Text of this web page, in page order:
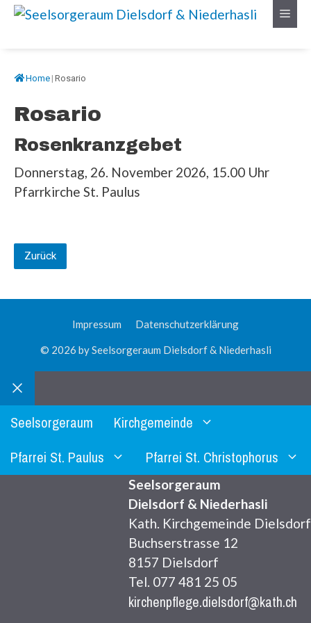
Springe
Menü
Home | Rosario
Rosario
Rosenkranzgebet
Donnerstag, 26. November 2026, 15.00 Uhr
Pfarrkirche St. Paulus
Zurück
Impressum Datenschutzerklärung
© 2026 by Seelsorgeraum Dielsdorf & Niederhasli
Schliessen
Seelsorgeraum
Kirchgemeinde
Pfarrei St. Paulus
Pfarrei St. Christophorus
Seelsorgeraum
Dielsdorf & Niederhasli
Kath. Kirchgemeinde Dielsdorf
Buchserstrasse 12
8157 Dielsdorf
Tel. 077 481 25 05
kirchenpflege.dielsdorf@kath.ch